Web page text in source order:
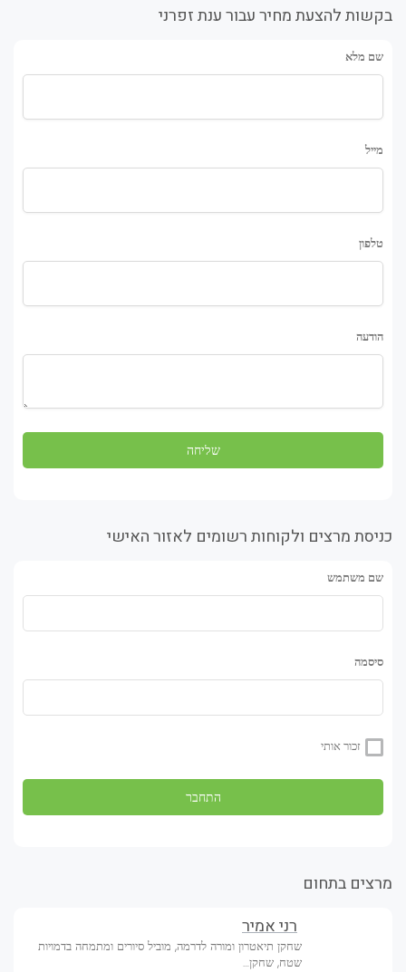
בקשות להצעת מחיר עבור ענת זפרני
שם מלא
מייל
טלפון
הודעה
כניסת מרצים ולקוחות רשומים לאזור האישי
שם משתמש
סיסמה
זכור אותי
מרצים בתחום
רני אמיר
שחקן תיאטרון ומורה לדרמה, מוביל סיורים ומתמחה בדמויות
שטח, שחקן…